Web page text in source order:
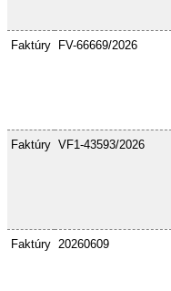
Faktúry FV-66669/2026
Faktúry VF1-43593/2026
Faktúry 20260609